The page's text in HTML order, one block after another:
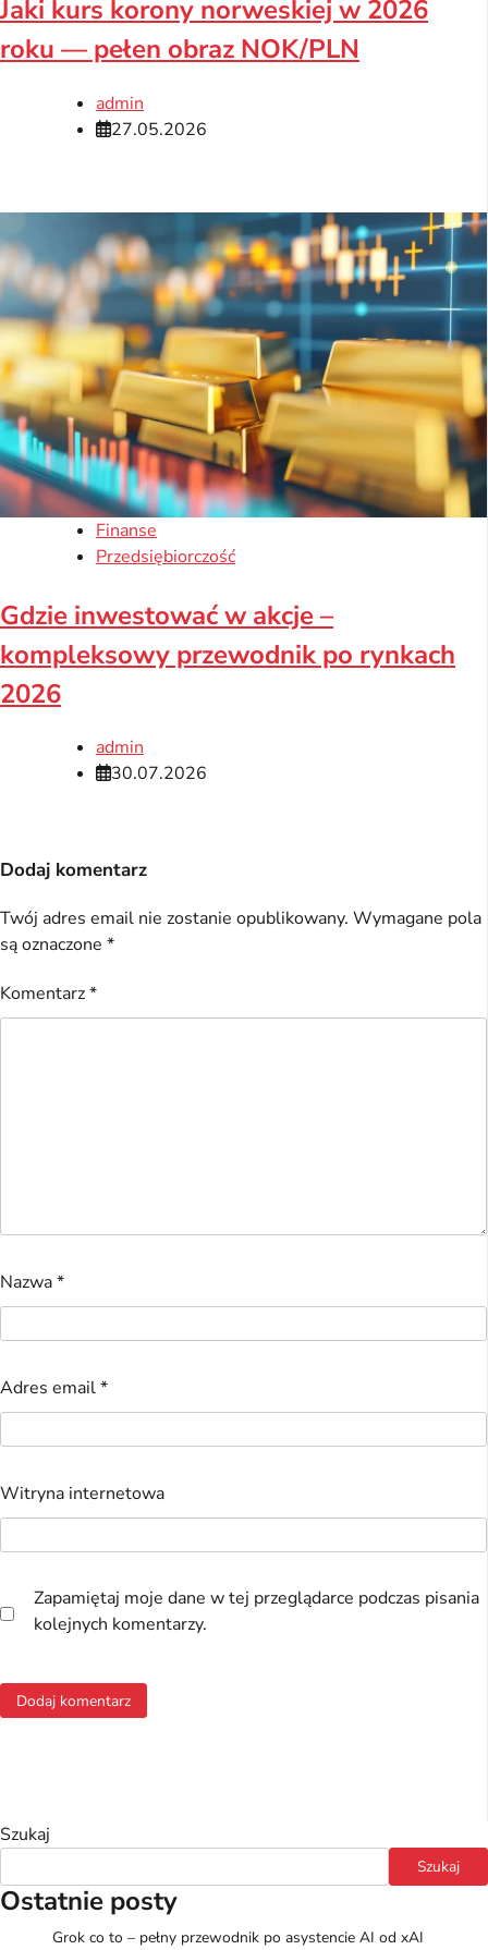
Jaki kurs korony norweskiej w 2026
roku — pełen obraz NOK/PLN
admin
27.05.2026
Finanse
Przedsiębiorczość
Gdzie inwestować w akcje –
kompleksowy przewodnik po rynkach
2026
admin
30.07.2026
Dodaj komentarz
Twój adres email nie zostanie opublikowany. Wymagane pola
są oznaczone *
Komentarz*
Nazwa*
Adres email*
Witryna internetowa
Zapamiętaj moje dane w tej przeglądarce podczas pisania
kolejnych komentarzy.
Szukaj
Szukaj
Ostatnie posty
Grok co to – pełny przewodnik po asystencie AI od xAI